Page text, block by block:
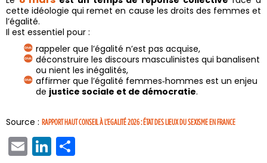
cette idéologie qui remet en cause les droits des femmes et
l’égalité.
Il est essentiel pour :
rappeler que l’égalité n’est pas acquise,
déconstruire les discours masculinistes qui banalisent
ou nient les inégalités,
affirmer que l’égalité femmes‑hommes est un enjeu
de justice sociale et de démocratie.
Source : RAPPORT HAUT CONSEIL À L’EGALITÉ 2026 : ÉTAT DES LIEUX DU SEXISME EN FRANCE
EMAIL LINKEDIN